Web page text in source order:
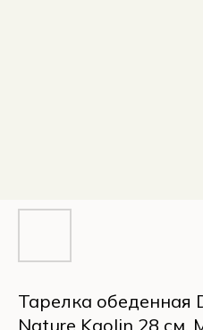
Тарелка обеденная
Nature Kaolin 28 см,